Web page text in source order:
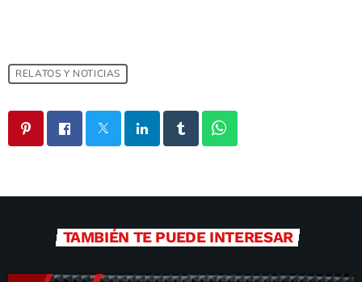
RELATOS Y NOTICIAS
TAMBIÉN TE PUEDE INTERESAR